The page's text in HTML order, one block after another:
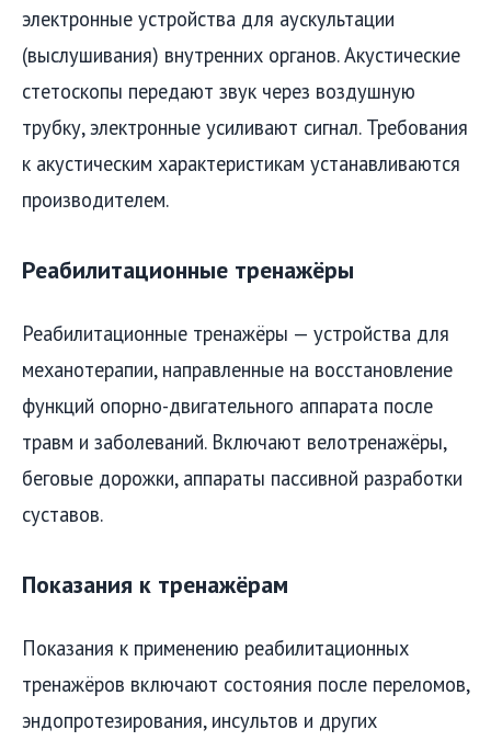
электронные устройства для аускультации
(выслушивания) внутренних органов. Акустические
стетоскопы передают звук через воздушную
трубку, электронные усиливают сигнал. Требования
к акустическим характеристикам устанавливаются
производителем.
Реабилитационные тренажёры
Реабилитационные тренажёры — устройства для
механотерапии, направленные на восстановление
функций опорно-двигательного аппарата после
травм и заболеваний. Включают велотренажёры,
беговые дорожки, аппараты пассивной разработки
суставов.
Показания к тренажёрам
Показания к применению реабилитационных
тренажёров включают состояния после переломов,
эндопротезирования, инсультов и других